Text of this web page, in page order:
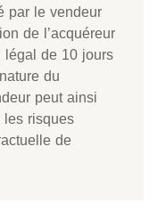
par le vendeur
de l’acquéreur
légal de 10 jours
du
peut ainsi
les risques
de